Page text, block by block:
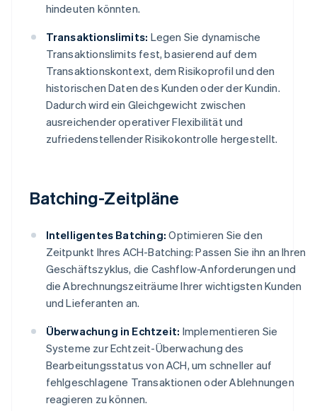
hindeuten könnten.
Transaktionslimits: Legen Sie dynamische
Transaktionslimits fest, basierend auf dem
Transaktionskontext, dem Risikoprofil und den
historischen Daten des Kunden oder der Kundin.
Dadurch wird ein Gleichgewicht zwischen
ausreichender operativer Flexibilität und
zufriedenstellender Risikokontrolle hergestellt.
Batching-Zeitpläne
Intelligentes Batching: Optimieren Sie den
Zeitpunkt Ihres ACH-Batching: Passen Sie ihn an Ihren
Geschäftszyklus, die Cashflow-Anforderungen und
die Abrechnungszeiträume Ihrer wichtigsten Kunden
und Lieferanten an.
Überwachung in Echtzeit: Implementieren Sie
Systeme zur Echtzeit-Überwachung des
Bearbeitungsstatus von ACH, um schneller auf
fehlgeschlagene Transaktionen oder Ablehnungen
reagieren zu können.